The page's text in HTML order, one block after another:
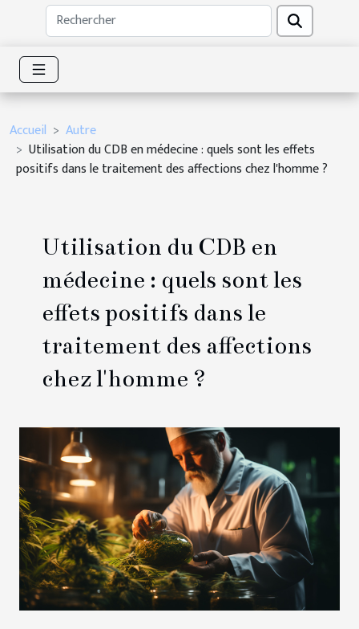
Accueil
Autre
Utilisation du CDB en médecine : quels sont les effets
positifs dans le traitement des affections chez l'homme ?
Utilisation du CDB en
médecine : quels sont les
effets positifs dans le
traitement des affections
chez l'homme ?